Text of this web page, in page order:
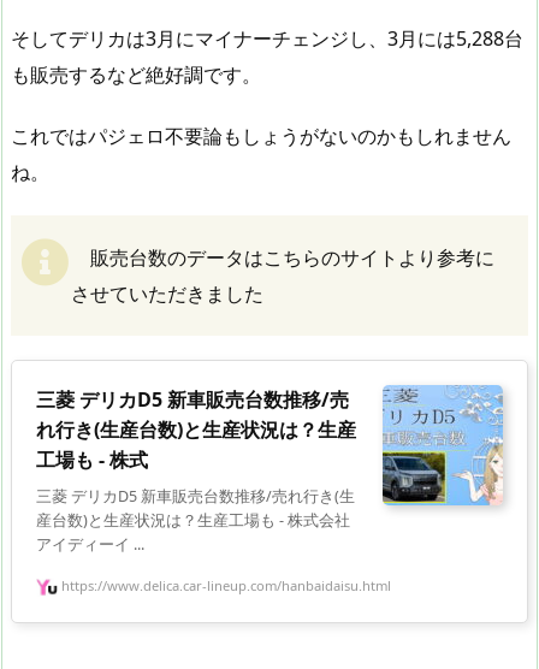
そしてデリカは3月にマイナーチェンジし、3月には5,288台
も販売するなど絶好調です。
これではパジェロ不要論もしょうがないのかもしれません
ね。
販売台数のデータはこちらのサイトより参考に
させていただきました
三菱 デリカD5 新車販売台数推移/売
れ行き(生産台数)と生産状況は？生産
工場も - 株式
三菱 デリカD5 新車販売台数推移/売れ行き(生
産台数)と生産状況は？生産工場も - 株式会社
アイディーイ ...
https://www.delica.car-lineup.com/hanbaidaisu.html